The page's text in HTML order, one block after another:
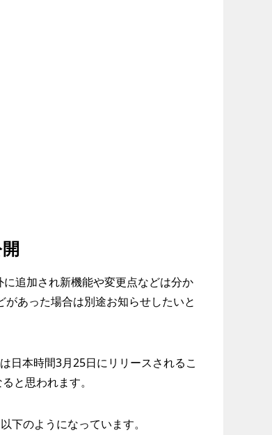
追加され新機能や変更点などは分か
あった場合は別途お知らせしたいと
日本時間3月25日にリリースされるこ
と思われます。
のようになっています。